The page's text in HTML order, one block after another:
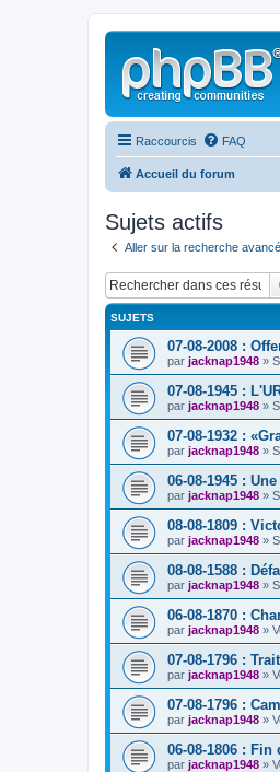
Raccourcis FAQ
Accueil du forum
Sujets actifs
Aller sur la recherche
SUJETS
07-08-2008 :
par jacknap1948 »
07-08-1945 :
par jacknap1948 »
07-08-1932 :
par jacknap1948 »
06-08-1945 :
par jacknap1948 »
08-08-1809 :
par jacknap1948 »
08-08-1588 :
par jacknap1948 »
06-08-1870 :
par jacknap1948 »
07-08-1796 :
par jacknap1948 »
07-08-1796 :
par jacknap1948 »
06-08-1806 :
par jacknap1948 »